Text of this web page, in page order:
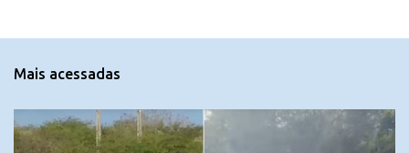
n
r
i
Mais acessadas